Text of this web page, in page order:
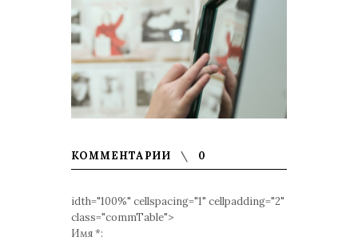
КОММЕНТАРИИ 0
idth="100%" cellspacing="1" cellpadding="2"
class="commTable">
Имя *: